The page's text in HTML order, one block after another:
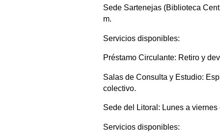
Sede Sartenejas (Biblioteca
m.
Servicios disponibles:
Préstamo Circulante: Retiro y
Salas de Consulta y Estudio:
colectivo.
Sede del Litoral: Lunes a viernes
Servicios disponibles: